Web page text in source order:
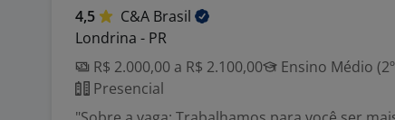
4,5 C&A Brasil
Londrina - PR
R$ 2.000,00 a R$ 2.100,00
Ensino Médio
Presencial